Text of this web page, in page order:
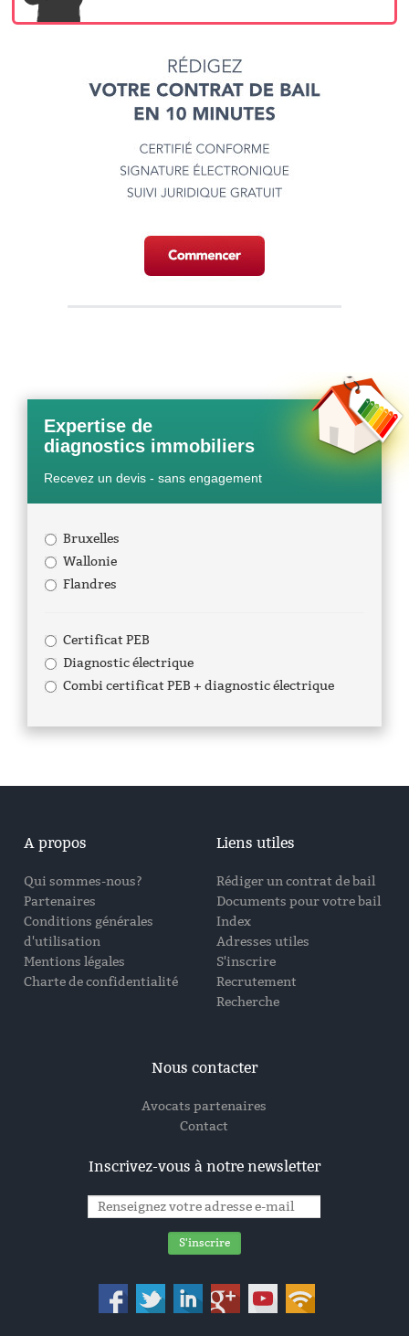
Expertise de
diagnostics immobiliers
Recevez un devis - sans engagement
Bruxelles
Wallonie
Flandres
Certificat PEB
Diagnostic électrique
Combi certificat PEB + diagnostic électrique
A propos
Qui sommes-nous?
Partenaires
Conditions générales
d'utilisation
Mentions légales
Charte de confidentialité
Liens utiles
Rédiger un contrat de bail
Documents pour votre bail
Index
Adresses utiles
S'inscrire
Recrutement
Recherche
Nous contacter
Avocats partenaires
Contact
Inscrivez-vous à notre newsletter